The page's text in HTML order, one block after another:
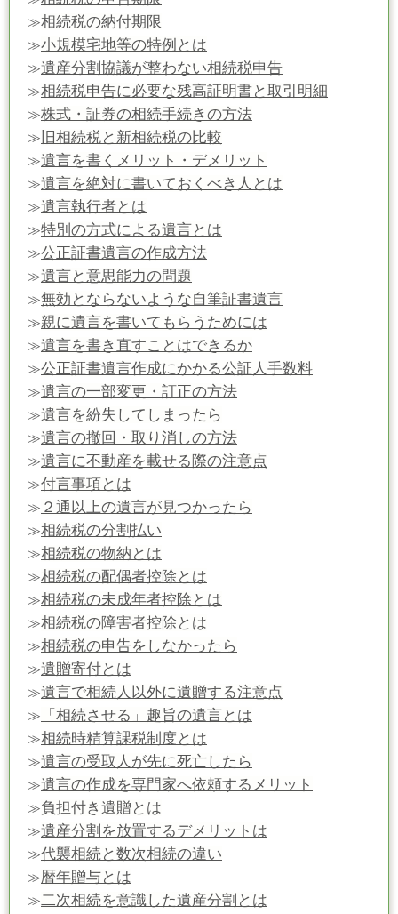
≫相続税の納付期限
≫小規模宅地等の特例とは
≫遺産分割協議が整わない相続税申告
≫相続税申告に必要な残高証明書と取引明細
≫株式・証券の相続手続きの方法
≫ 旧相続税と新相続税の比較
≫遺言を書くメリット・デメリット
≫遺言を絶対に書いておくべき人とは
≫遺言執行者とは
≫特別の方式による遺言とは
≫公正証書遺言の作成方法
≫遺言と意思能力の問題
≫無効とならないような自筆証書遺言
≫親に遺言を書いてもらうためには
≫遺言を書き直すことはできるか
≫公正証書遺言作成にかかる公証人手数料
≫遺言の一部変更・訂正の方法
≫遺言を紛失してしまったら
≫遺言の撤回・取り消しの方法
≫遺言に不動産を載せる際の注意点
≫付言事項とは
≫ ２通以上の遺言が見つかったら
≫相続税の分割払い
≫相続税の物納とは
≫相続税の配偶者控除とは
≫相続税の未成年者控除とは
≫相続税の障害者控除とは
≫相続税の申告をしなかったら
≫遺贈寄付とは
≫遺言で相続人以外に遺贈する注意点
≫ 「相続させる」趣旨の遺言とは
≫相続時精算課税制度とは
≫遺言の受取人が先に死亡したら
≫遺言の作成を専門家へ依頼するメリット
≫負担付き遺贈とは
≫遺産分割を放置するデメリットは
≫代襲相続と数次相続の違い
≫暦年贈与とは
≫二次相続を意識した遺産分割とは